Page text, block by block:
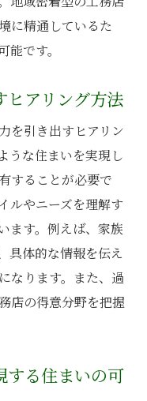
に精通しているた
です。
ヒアリング方法
を引き出すヒアリン
うな住まいを実現し
することが必要で
ルやニーズを理解す
ます。例えば、家族
具体的な情報を伝え
なります。また、過
店の得意分野を把握
する住まいの可